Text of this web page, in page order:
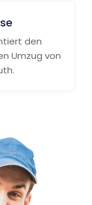
den
Umzug von